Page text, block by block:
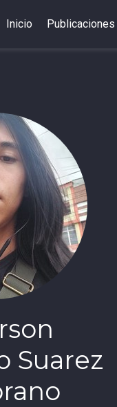
Inicio Publicaciones
Suarez